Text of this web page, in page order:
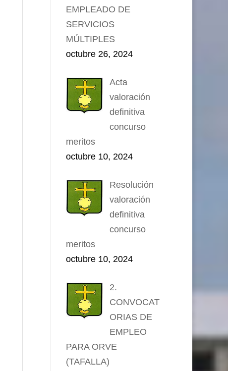
EMPLEADO DE
SERVICIOS
MÚLTIPLES
octubre 26, 2024
Acta
valoración
definitiva
concurso
meritos
octubre 10, 2024
Resolución
valoración
definitiva
concurso
meritos
octubre 10, 2024
2.
CONVOCAT
ORIAS DE
EMPLEO
PARA ORVE
(TAFALLA)